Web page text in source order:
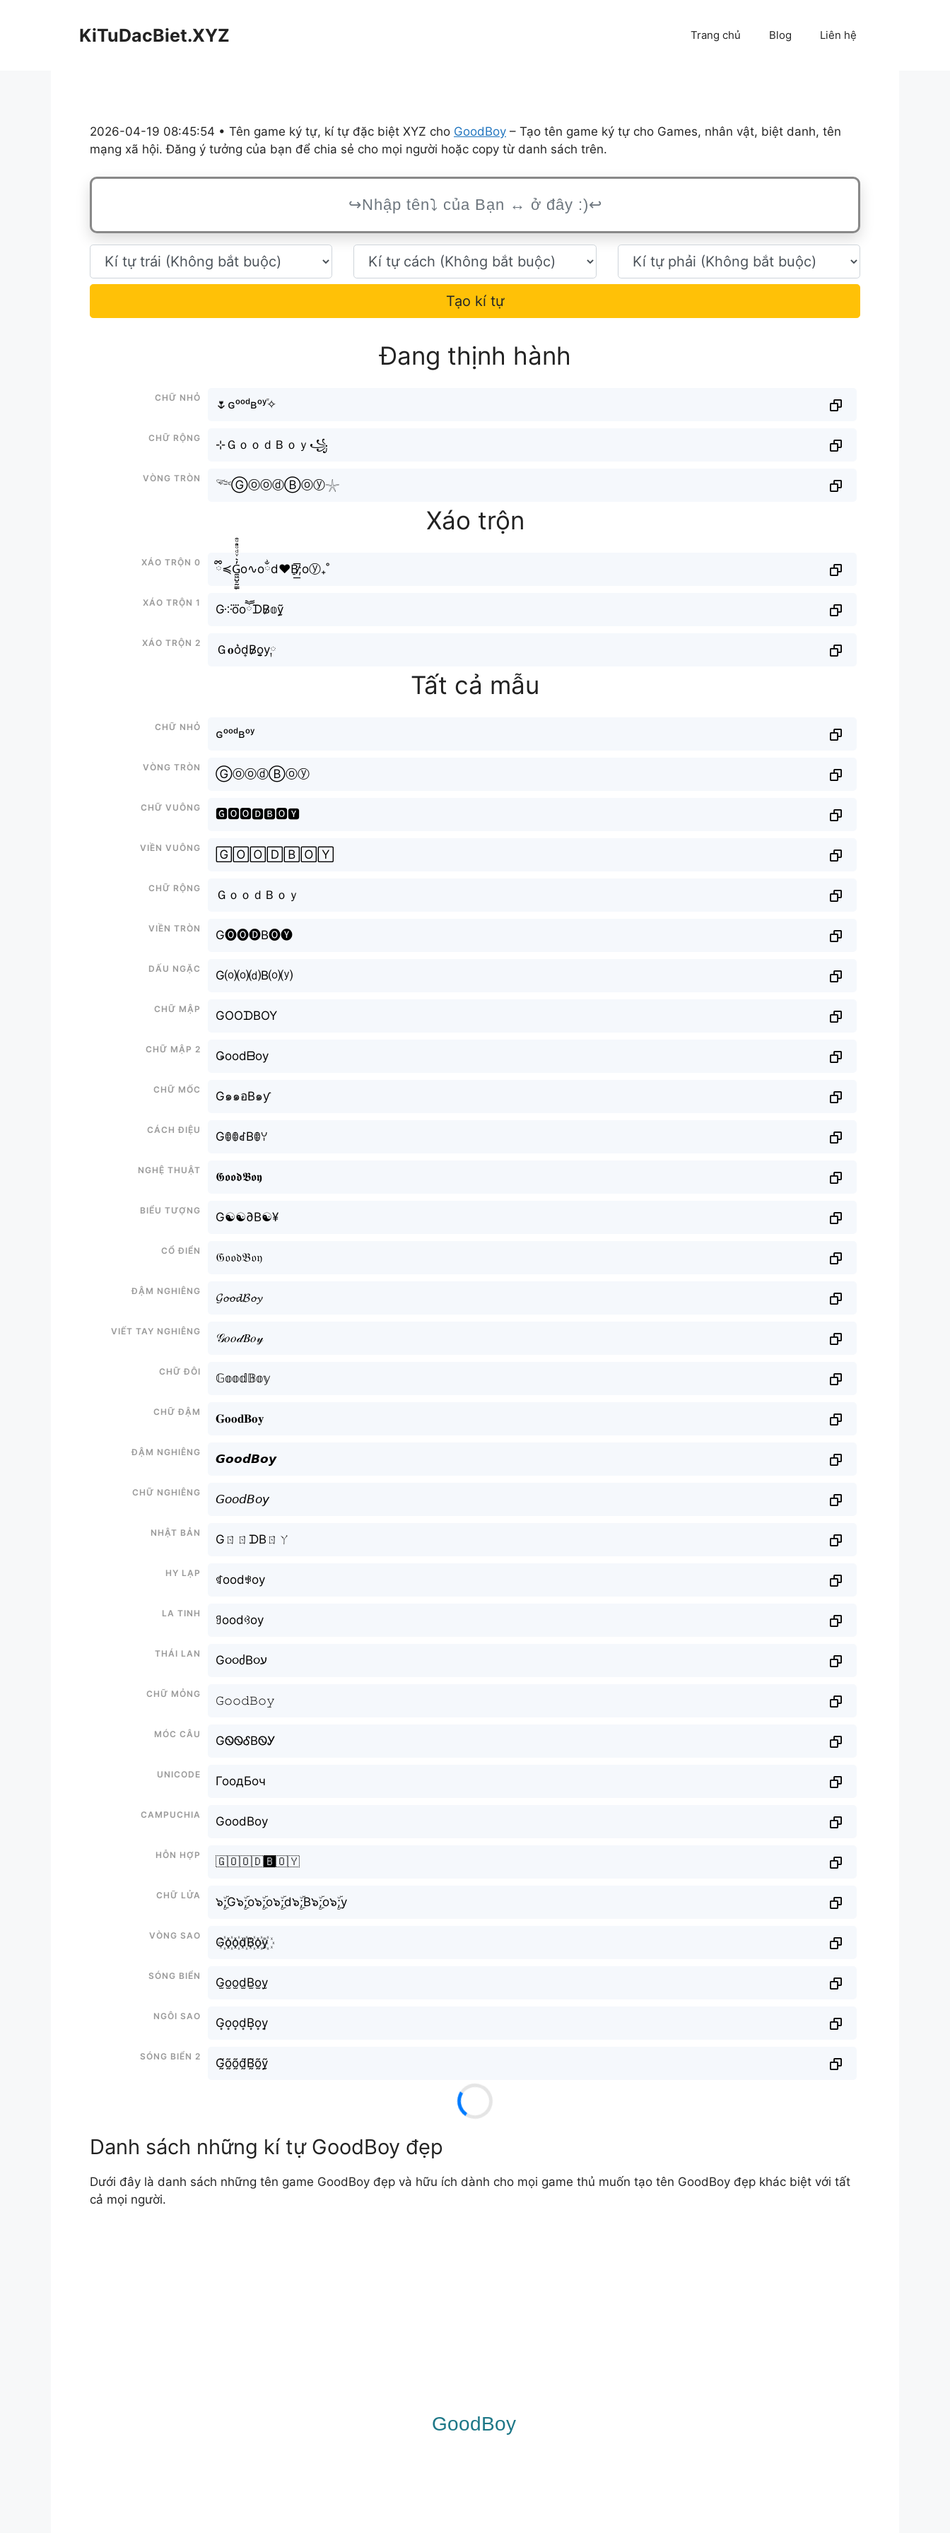
KiTuDacBiet.XYZ Trang chủ Blog Liên hệ
2026-04-19 08:45:54 • Tên game ký tự, kí tự đặc biệt XYZ cho GoodBoy – Tạo tên game ký tự cho Games, nhân vật, biệt danh, tên
mạng xã hội. Đăng ý tưởng của bạn để chia sẻ cho mọi người hoặc copy từ danh sách trên.
Tạo kí tự
Đang thịnh hành
Chữ nhỏ
🌷ɢᵒᵒᵈʙᵒʸ֒✧
Chữ rộng
⊹ＧｏｏｄＢｏｙ꧁
Vòng tròn
𓆝ⒼⓞⓞⓓⒷⓞⓨ𓇼
Xáo trộn
Xáo trộn 0
ྀི≼G̼͖̺̠̰͇̙̓͛ͮͩͦ̎ͦ̑ͅo∿oྂd♥B̸̠͟͞;oⓨ₊˚
Xáo trộn 1
G༶o⃜oཽᗪB̷̷𝕠ỹ̰
Xáo trộn 2
Ｇ𝐨o͛d͎B̷̷o̬̤̯y༙
Tất cả mẫu
Chữ nhỏ
ɢᵒᵒᵈʙᵒʸ
Vòng tròn
ⒼⓞⓞⓓⒷⓞⓨ
Chữ vuông
🅶🅾🅾🅳🅱🅾🆈
Viền vuông
🄶🄾🄾🄳🄱🄾🅈
Chữ rộng
ＧｏｏｄＢｏｙ
Viền tròn
G🅞🅞🅓B🅞🅨
Dấu ngặc
G⒪⒪⒟B⒪⒴
Chữ mập
GOOᗪBOY
Chữ mập 2
Ǥoodᗷoy
Chữ mốc
G๑๑อB๑ƴ
Cách điệu
GꂦꂦꀸBꂦꌩ
Nghệ thuật
𝕲𝖔𝖔𝖉𝕭𝖔𝖞
Biểu tượng
G☯☯∂B☯¥
Cổ điển
𝔊𝔬𝔬𝔡𝔅𝔬𝔶
Đậm nghiêng
𝓖𝓸𝓸𝓭𝓑𝓸𝔂
Viết tay nghiêng
𝒢𝑜𝑜𝒹𝐵𝑜𝓎
Chữ đôi
𝔾𝕠𝕠𝕕𝔹𝕠𝕪
Chữ đậm
𝐆𝐨𝐨𝐝𝐁𝐨𝐲
Đậm nghiêng
𝙂𝙤𝙤𝙙𝘽𝙤𝙮
Chữ nghiêng
𝘎𝘰𝘰𝘥𝘉𝘰𝘺
Nhật bản
GㄖㄖᗪBㄖㄚ
Hy lạp
ꁍoodꃃoy
La tinh
ꍌoodꃳoy
Thái lan
G૦૦ძB૦ע
Chữ mỏng
𝙶𝚘𝚘𝚍𝙱𝚘𝚢
Móc câu
GᏫᏫᎴBᏫᎩ
Unicode
ГоодБоч
Campuchia
GoodBoy
Hỗn hợp
🇬🇴🇴🇩🅱️🇴🇾
Chữ Lửa
๖ۣۜ;G๖ۣۜ;o๖ۣۜ;o๖ۣۜ;d๖ۣۜ;B๖ۣۜ;o๖ۣۜ;y
Vòng sao
G꙰o꙰o꙰d꙰B꙰o꙰y꙰
Sóng biển
G̫o̫o̫d̫B̫o̫y̫
Ngôi sao
G͙o͙o͙d͙B͙o͙y͙
Sóng biển 2
G̰̃õ̰õ̰d̰̃B̰̃õ̰ỹ̰
Danh sách những kí tự GoodBoy đẹp
Dưới đây là danh sách những tên game GoodBoy đẹp và hữu ích dành cho mọi game thủ muốn tạo tên GoodBoy đẹp khác biệt với tất
cả mọi người.